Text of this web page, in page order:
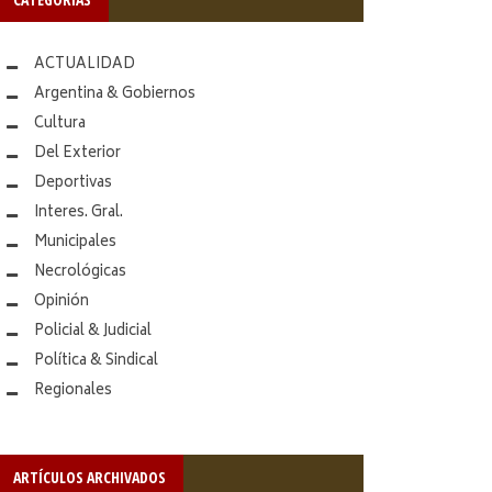
ACTUALIDAD
Argentina & Gobiernos
Cultura
Del Exterior
Deportivas
Interes. Gral.
Municipales
Necrológicas
Opinión
Policial & Judicial
Política & Sindical
Regionales
ARTÍCULOS ARCHIVADOS